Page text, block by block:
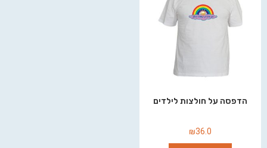
הדפסה על חולצות לילדים
₪36.0